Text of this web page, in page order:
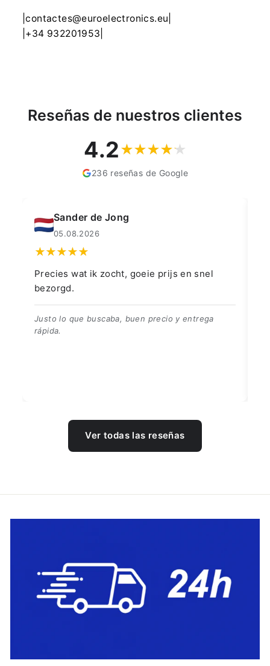
|contactes@euroelectronics.eu|
|+34 932201953|
Reseñas de nuestros clientes
4.2
236 reseñas de Google
Sander de Jong
05.08.2026
Precies wat ik zocht, goeie prijs en snel
bezorgd.
Justo lo que buscaba, buen precio y entrega
rápida.
Ver todas las reseñas